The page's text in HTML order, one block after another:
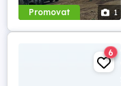
Promovat 1
6